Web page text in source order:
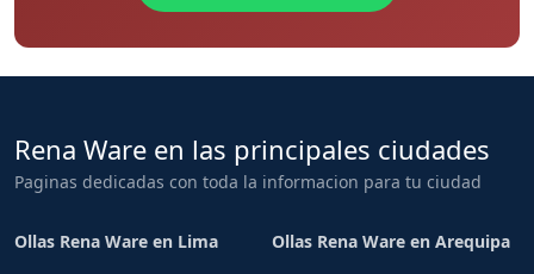
Rena Ware en las principales ciudades
Paginas dedicadas con toda la informacion para tu ciudad
Ollas Rena Ware en Lima Ollas Rena Ware en Arequipa